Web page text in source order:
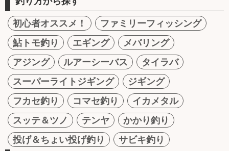
初心者オススメ！
ファミリーフィッシング
鮎トモ釣り
エギング
メバリング
アジング
ルアーシーバス
タイラバ
スーパーライトジギング
ジギング
フカセ釣り
コマセ釣り
イカメタル
スッテ＆ツノ
テンヤ
かかり釣り
投げ＆ちょい投げ釣り
サビキ釣り